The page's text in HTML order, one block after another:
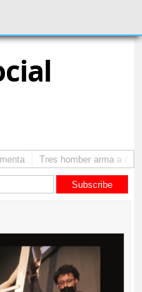
Tres homber arma a
Subscribe